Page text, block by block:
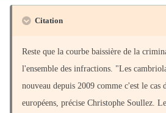
Citation
Reste que la courbe baissière de la
l'ensemble des infractions. "Les
nouveau depuis 2009 comme c'est le cas
européens, précise Christophe Soullez.